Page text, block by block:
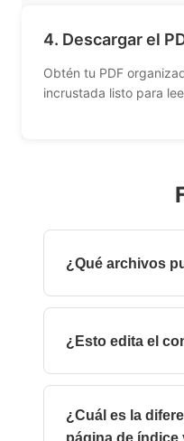
4. Descargar el
Obtén tu PDF
incrustada listo para
¿Qué archivos
Solo archivos PDF.
¿Esto edita el
No. La herramienta
lectores de PDF)
¿Cuál es la
página de índice